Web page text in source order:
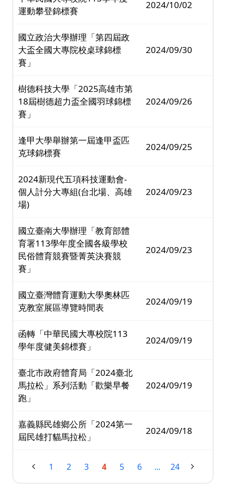
運動攀登錦標賽
2024/10/02
國立政治大學辦理「第四屆政
大盃全國大專院校桌球錦標
賽」
2024/09/30
樹德科技大學「2025高雄市第
18屆樹德超力盃全國羽球錦標
賽」
2024/09/26
逢甲大學舉辦第一屆逢甲盃匹
克球錦標賽
2024/09/25
2024新現代五項科技運動會-
個人計分大專組(台北場、高雄
場)
2024/09/23
國立臺南大學辦理「教育部體
育署113學年度全國各級學校
民俗體育競賽暨菁英決賽競
賽」
2024/09/23
國立臺灣體育運動大學奧林匹
克教室展區導覽時間表
2024/09/19
函轉「中華民國大專校院113
學年度健美錦標賽」
2024/09/19
臺北市政府體育局「2024臺北
馬拉松」系列活動「歡樂早餐
跑」
2024/09/19
嘉義縣民雄鄉公所「2024第一
屆民雄打貓馬拉松」
2024/09/18
1 2 3 4 5 6 ... 24